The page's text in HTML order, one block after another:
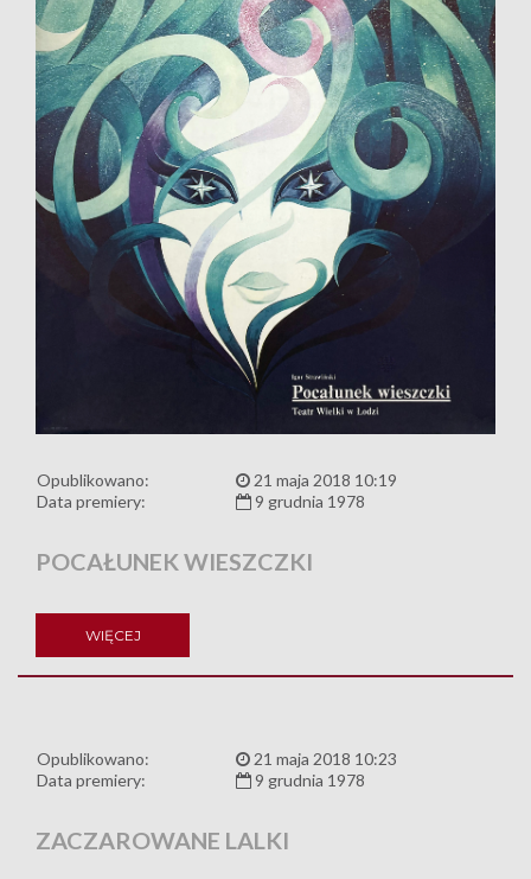
Opublikowano:
21 maja 2018 10:19
Data premiery:
9 grudnia 1978
POCAŁUNEK WIESZCZKI
WIĘCEJ
Opublikowano:
21 maja 2018 10:23
Data premiery:
9 grudnia 1978
ZACZAROWANE LALKI